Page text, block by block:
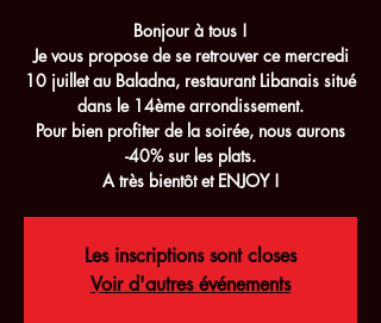
Bonjour à tous !
Je vous propose de se retrouver ce mercredi
10 juillet au Baladna, restaurant Libanais situé
dans le 14ème arrondissement.
Pour bien profiter de la soirée, nous aurons
-40% sur les plats.
A très bientôt et ENJOY !
Les inscriptions sont closes
Voir d'autres événements